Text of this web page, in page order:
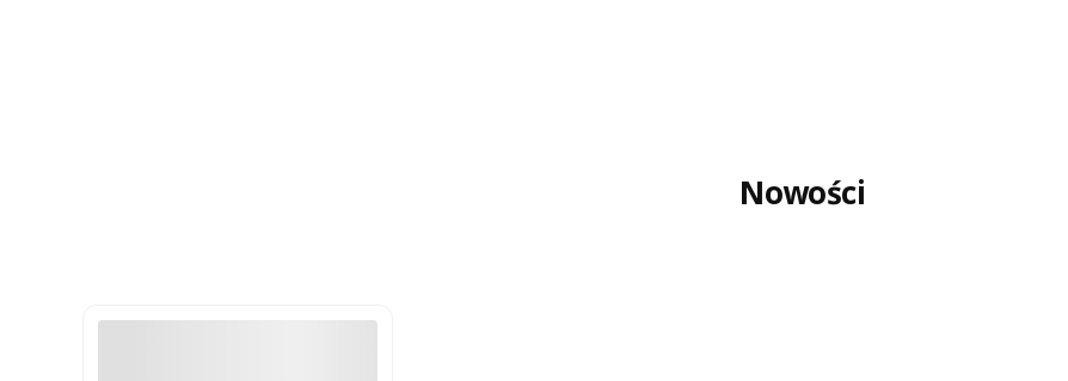
Nowości